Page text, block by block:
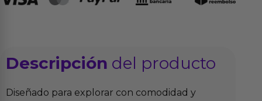
Descripción del producto
Diseñado para explorar con comodidad y